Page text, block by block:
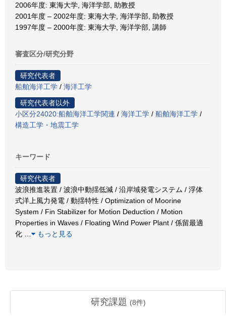
2006年度: 東海大学, 海洋学部, 助教授
2001年度 – 2002年度: 東海大学, 海洋学部, 助教授
1997年度 – 2000年度: 東海大学, 海洋学部, 講師
審査区分/研究分野
研究代表者
船舶海洋工学 / 海洋工学
研究代表者以外
小区分24020:船舶海洋工学関連 / 海洋工学 / 船舶海洋工学 /
構造工学・地震工学
キーワード
研究代表者
波浪推進装置 / 波浪中動揺低減 / 沿岸域発電システム / 浮体
式洋上風力発電 / 動揺特性 / Optimization of Moorine
System / Fin Stabilizer for Motion Deduction / Motion
Properties in Waves / Floating Wind Power Plant / 係留最適
化
もっと見る
研究課題 (8件)